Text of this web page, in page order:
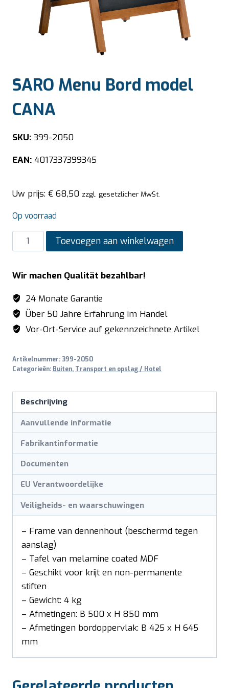
SARO Menu Bord model
CANA
SKU: 399-2050
EAN: 4017337399345
Uw prijs: € 68,50 zzgl. gesetzlicher MwSt.
Op voorraad
SARO
Menu
model
CANA
aantal
Toevoegen aan winkelwagen
Wir machen Qualität bezahlbar!
24 Monate Garantie
Über 50 Jahre Erfahrung im Handel
Vor-Ort-Service auf gekennzeichnete Artikel
Artikelnummer: 399-2050
Categorieën: Buiten, Transport en opslag / Hotel
Beschrijving
Aanvullende informatie
Fabrikantinformatie
Documenten
EU Verantwoordelijke
Veiligheids- en waarschuwingen
– Frame van dennenhout (beschermd tegen
aanslag)
– Tafel van melamine coated MDF
– Geschikt voor krijt en non-permanente
stiften
– Gewicht: 4 kg
– Afmetingen: B 500 x H 850 mm
– Afmetingen bordoppervlak: B 425 x H 645
mm